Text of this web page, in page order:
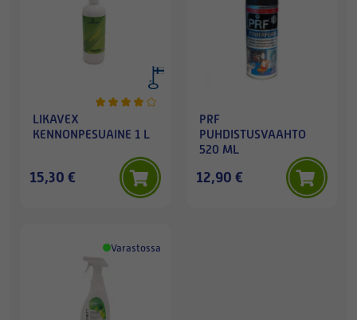
LIKAVEX
KENNONPESUAINE 1 L
15,30 €
PRF
PUHDISTUSVAAHTO
520 ML
12,90 €
Varastossa